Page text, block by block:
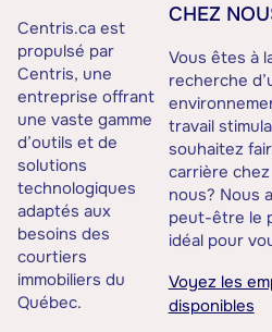
Centris.ca est
propulsé par
Centris, une
entreprise offrant
une vaste gamme
d’outils et de
solutions
technologiques
adaptés aux
besoins des
courtiers
immobiliers du
Québec.
CHEZ
Vous êtes à
recherche
travail
souhaitez
carrière chez
nous? Nous
peut-être le
idéal pour
Voyez les
disponibles